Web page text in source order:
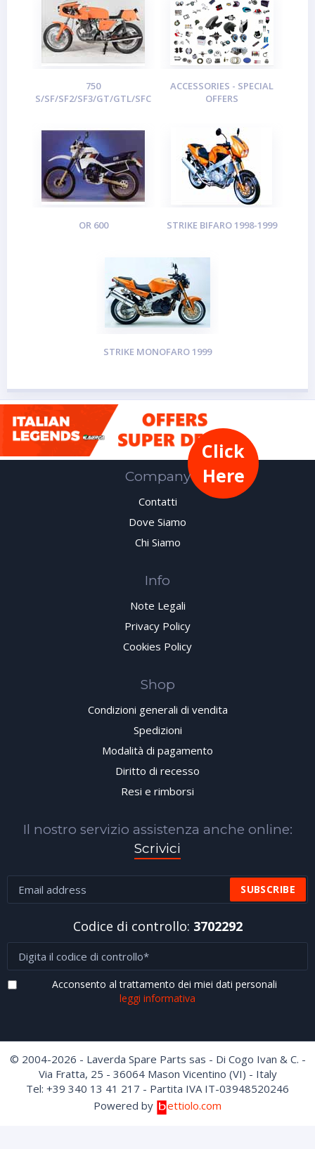
750
S/SF/SF2/SF3/GT/GTL/SFC
ACCESSORIES - SPECIAL
OFFERS
OR 600 STRIKE BIFARO 1998-1999
STRIKE MONOFARO 1999
Click
Here
Company
Contatti
Dove Siamo
Chi Siamo
Info
Note Legali
Privacy Policy
Cookies Policy
Shop
Condizioni generali di vendita
Spedizioni
Modalità di pagamento
Diritto di recesso
Resi e rimborsi
Il nostro servizio assistenza anche online:
Scrivici
Codice di controllo: 3702292
Acconsento al trattamento dei miei dati personali
leggi informativa
© 2004-2026 - Laverda Spare Parts sas - Di Cogo Ivan & C. -
Via Fratta, 25 - 36064 Mason Vicentino (VI) - Italy
Tel: +39 340 13 41 217 - Partita IVA IT-03948520246
Powered by
ettiolo.com